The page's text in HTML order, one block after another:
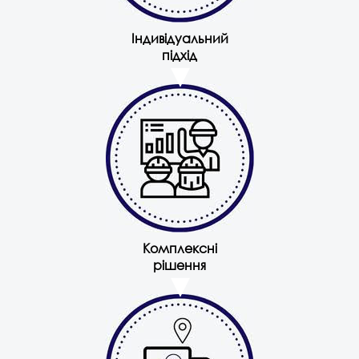
Індивідуальний
підхід
Комплексні
рішення